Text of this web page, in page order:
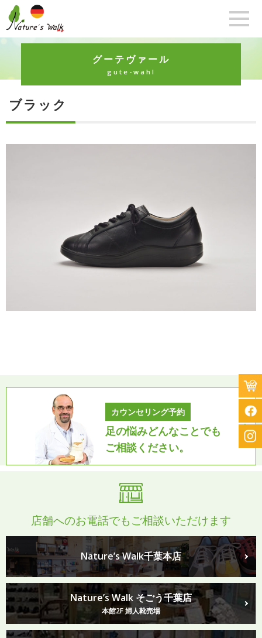
グーテヴァール
gute-wahl
ブラック
カウンセリング予約
足の悩みどんなことでも
ご相談ください。
店舗へのお電話でもご相談いただけます
Nature’s Walk千葉本店
Nature’s Walk そごう千葉店
本館2F 婦人靴売場